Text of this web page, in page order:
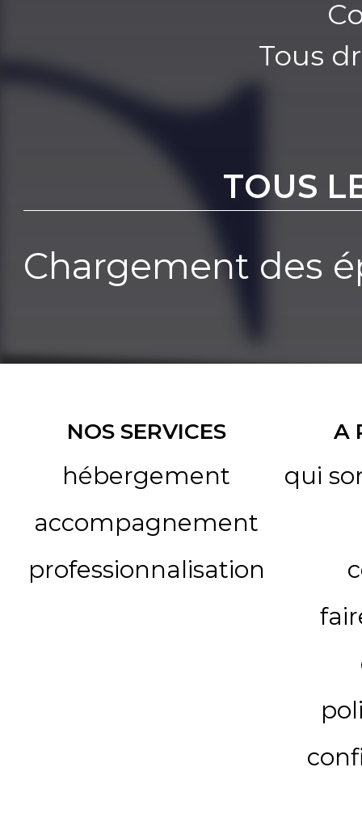
Tous
TOUS
Chargement des
NOS SERVICES
hébergement
accompagnement
professionnalisation
A
qui